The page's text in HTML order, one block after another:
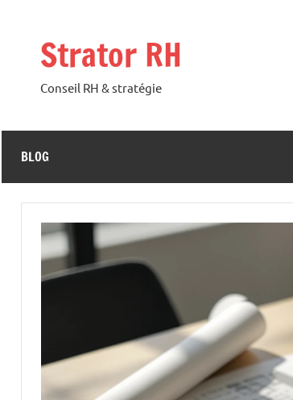
contenuStrator RH
Conseil RH & stratégie
BLOG